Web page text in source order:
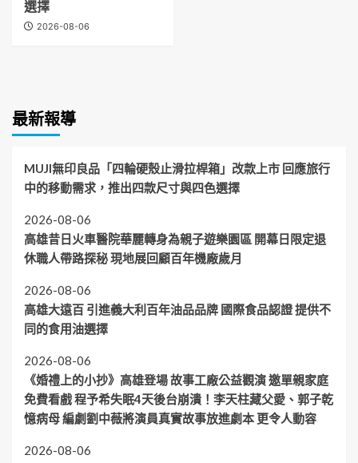
選擇
2026-08-06
最新報導
MUJI無印良品「四輪硬殼止滑拉桿箱」改款上市 回應旅行
中的移動需求，推出四款尺寸與四色選擇
2026-08-06
高雄昔日火車醫院華麗轉身為親子遊樂園區 開幕日限定退
休職人帶路探秘 現地展回顧百年機廠歲月
2026-08-06
高雄大遠百 引進義大利百年油品品牌 國際食品認證 提供不
同的食用油選擇
2026-08-06
《婚禮上的小抄》高雄登場 故事工廠公益觀演 邀單親家庭
免費看戲 程予希失眠4天後台崩潰！李天柱藏父愛、郭子乾
憶病母 編劇劉中薇將演員真實故事放進劇本 更令人動容
2026-08-06